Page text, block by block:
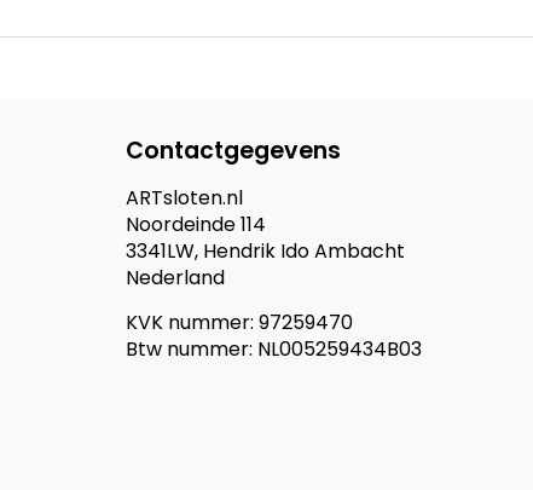
Contactgegevens
ARTsloten.nl
Noordeinde 114
3341LW, Hendrik Ido Ambacht
Nederland
KVK nummer: 97259470
Btw nummer: NL005259434B03